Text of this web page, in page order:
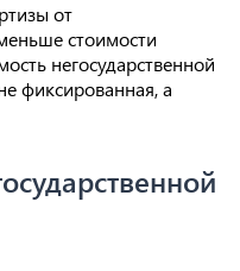
от
стоимости
негосударственной
фиксированная, а